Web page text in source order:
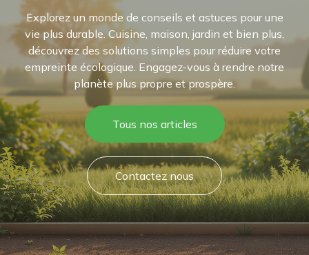
Explorez un monde de conseils et astuces pour une
vie plus durable. Cuisine, maison, jardin et bien plus,
découvrez des solutions simples pour réduire votre
empreinte écologique. Engagez-vous à rendre notre
planète plus propre et prospère.
Tous nos articles
Contactez nous